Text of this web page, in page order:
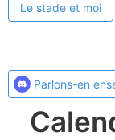
Le stade et moi
Parlons-en